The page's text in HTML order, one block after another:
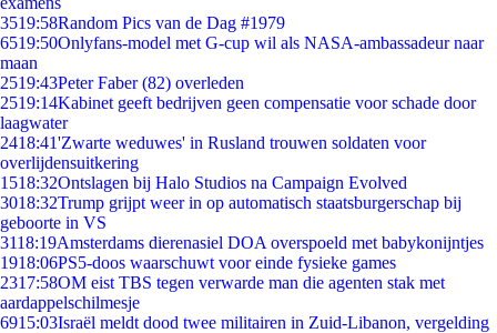
3519:58Random Pics van de Dag #1979
6519:50Onlyfans-model met G-cup wil als NASA-ambassadeur naar
maan
2519:43Peter Faber (82) overleden
2519:14Kabinet geeft bedrijven geen compensatie voor schade door
laagwater
2418:41'Zwarte weduwes' in Rusland trouwen soldaten voor
overlijdensuitkering
1518:32Ontslagen bij Halo Studios na Campaign Evolved
3018:32Trump grijpt weer in op automatisch staatsburgerschap bij
geboorte in VS
3118:19Amsterdams dierenasiel DOA overspoeld met babykonijntjes
1918:06PS5-doos waarschuwt voor einde fysieke games
2317:58OM eist TBS tegen verwarde man die agenten stak met
aardappelschilmesje
6915:03Israël meldt dood twee militairen in Zuid-Libanon, vergelding